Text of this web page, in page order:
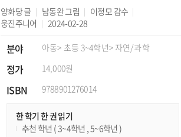
양화당글 남동완그림 이정모 감수
웅진주니어
2024-02-28
분야 아동> 초등 3~4학년> 자연/과학
정가 14,000원
ISBN 9788901276014
한 학기 한 권 읽기
추천 학년 ( 3~4학년 , 5~6학년 )